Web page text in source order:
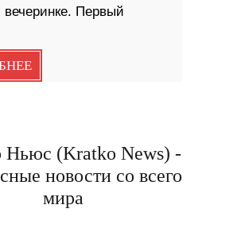
вечеринке. Первый
Ньюс (Kratko News) -
новости со всего
мира